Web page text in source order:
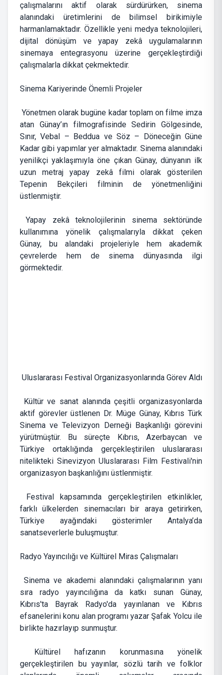
çalışmalarını aktif olarak sürdürürken, sinema
alanındaki üretimlerini de bilimsel birikimiyle
harmanlamaktadır. Özellikle yeni medya teknolojileri,
dijital dönüşüm ve yapay zekâ uygulamalarının
sinemaya entegrasyonu üzerine gerçekleştirdiği
çalışmalarla dikkat çekmektedir.
Sinema Kariyerinde Önemli Projeler
Yönetmen olarak bugüne kadar toplam on filme imza
atan Günay’ın filmografisinde Sedirin Gölgesinde,
Sınır, Vebal – Beddua ve Söz – Döneceğin Güne
Kadar gibi yapımlar yer almaktadır. Sinema alanındaki
yenilikçi yaklaşımıyla öne çıkan Günay, dünyanın ilk
uzun metraj yapay zekâ filmi olarak gösterilen
Tepenin Bekçileri filminin de yönetmenliğini
üstlenmiştir.
Yapay zekâ teknolojilerinin sinema sektöründe
kullanımına yönelik çalışmalarıyla dikkat çeken
Günay, bu alandaki projeleriyle hem akademik
çevrelerde hem de sinema dünyasında ilgi
görmektedir.
Uluslararası Festival Organizasyonlarında Görev Aldı
Kültür ve sanat alanında çeşitli organizasyonlarda
aktif görevler üstlenen Dr. Müge Günay, Kıbrıs Türk
Sinema ve Televizyon Derneği Başkanlığı görevini
yürütmüştür. Bu süreçte Kıbrıs, Azerbaycan ve
Türkiye ortaklığında gerçekleştirilen uluslararası
nitelikteki Sinevizyon Uluslararası Film Festivali'nin
organizasyon başkanlığını üstlenmiştir.
Festival kapsamında gerçekleştirilen etkinlikler,
farklı ülkelerden sinemacıları bir araya getirirken,
Türkiye ayağındaki gösterimler Antalya’da
sanatseverlerle buluşmuştur.
Radyo Yayıncılığı ve Kültürel Miras Çalışmaları
Sinema ve akademi alanındaki çalışmalarının yanı
sıra radyo yayıncılığına da katkı sunan Günay,
Kıbrıs'ta Bayrak Radyo'da yayınlanan ve Kıbrıs
efsanelerini konu alan programı yazar Şafak Yolcu ile
birlikte hazırlayıp sunmuştur.
Kültürel hafızanın korunmasına yönelik
gerçekleştirilen bu yayınlar, sözlü tarih ve folklor